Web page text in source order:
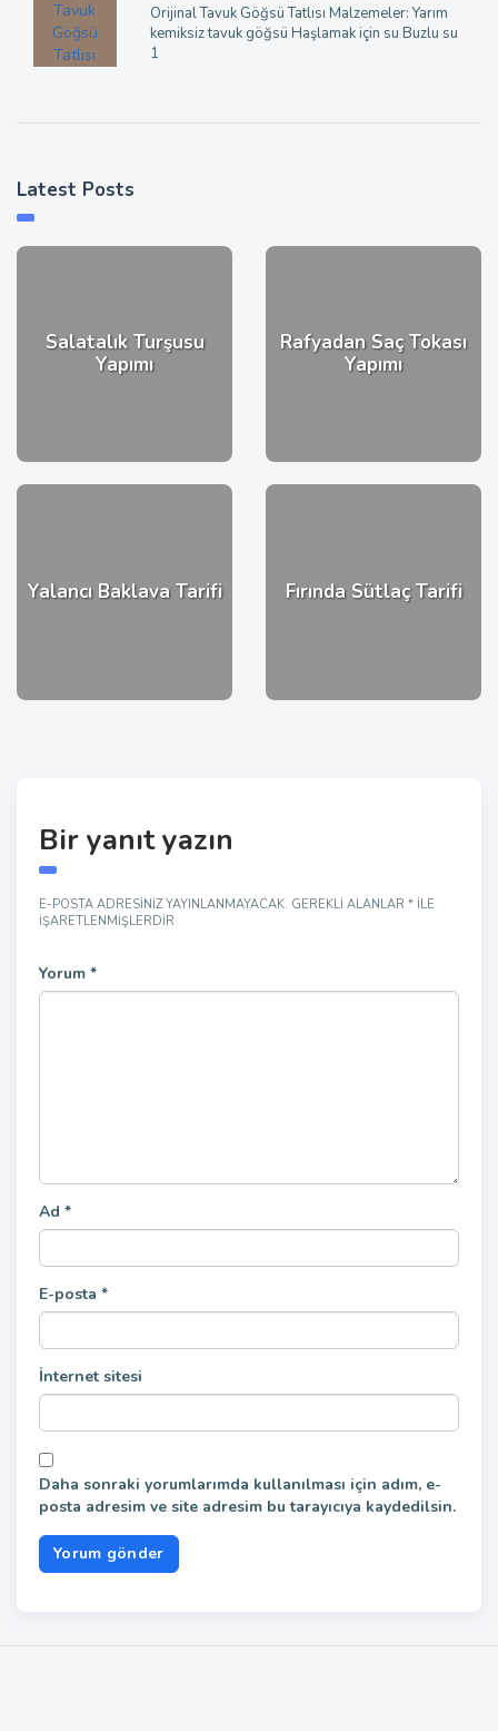
Orijinal Tavuk Göğsü Tatlısı Malzemeler: Yarım
kemiksiz tavuk göğsü Haşlamak için su Buzlu su
1
Latest Posts
Salatalık Turşusu
Yapımı
Rafyadan Saç Tokası
Yapımı
Yalancı Baklava Tarifi Fırında Sütlaç Tarifi
Bir yanıt yazın
E-POSTA ADRESINIZ YAYINLANMAYACAK. GEREKLI ALANLAR * ILE
IŞARETLENMIŞLERDIR
Yorum *
Ad *
E-posta *
İnternet sitesi
Daha sonraki yorumlarımda kullanılması için adım, e-
posta adresim ve site adresim bu tarayıcıya kaydedilsin.